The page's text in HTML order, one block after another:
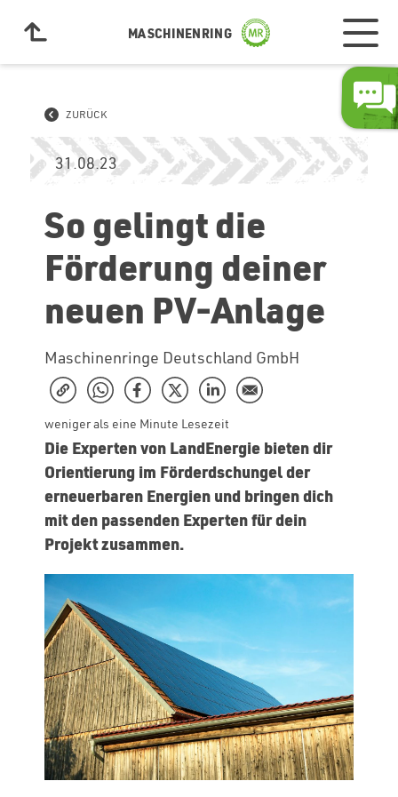
MASCHINENRING
ZURÜCK
31.08.23
So gelingt die
Förderung deiner
neuen PV-Anlage
Maschinenringe Deutschland GmbH
weniger als eine Minute Lesezeit
Die Experten von LandEnergie bieten dir
Orientierung im Förderdschungel der
erneuerbaren Energien und bringen dich
mit den passenden Experten für dein
Projekt zusammen.